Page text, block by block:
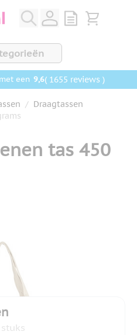
View quote,
Bekijk
een 9,6( 1655 reviews )
/ Draagtassen
tas 450
scherm te bekijken